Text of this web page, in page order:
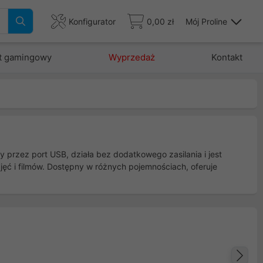
Konfigurator 0,00 zł Mój Proline
gamingowy Wyprzedaż Kontakt
port USB, działa bez dodatkowego zasilania i jest
i filmów. Dostępny w różnych pojemnościach, oferuje